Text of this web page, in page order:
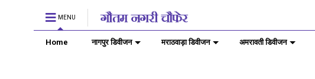
MENU
Home नागपुर डिवीजन मराठवाड़ा डिवीजन अमरावती डिवीजन